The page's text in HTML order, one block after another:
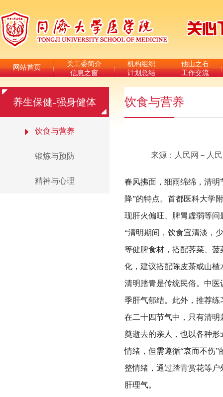
网站首页
关工委简介
信息之窗
机构组织
计划总结
他山之石
工作交流
养生保健-强身健体
饮食与营养
锻炼与预防
精神与心理
饮食与营养
来源：人民网－人民
春风拂面，细雨绵绵，清
降”的特点。首都医科大学
现肝火偏旺、脾胃虚弱等
“清明期间，饮食宜清淡，
等健脾食材，搭配荠菜、
化，建议搭配陈皮茶或山
清明踏青是传统民俗。中
季肝气郁结。此外，推荐练
在二十四节气中，只有清
奠逝去的亲人，也以各种
情绪，但需遵循“哀而不伤
整情绪，通过踏青赏花等
肝理气。